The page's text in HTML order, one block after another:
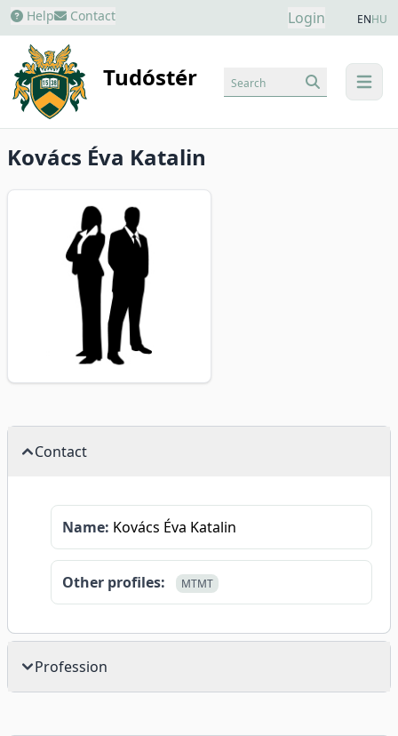
Help Contact Login ENHU
Tudóstér menu
Search
Kovács Éva Katalin
Contact
Name: Kovács Éva Katalin
Other profiles: MTMT
Profession